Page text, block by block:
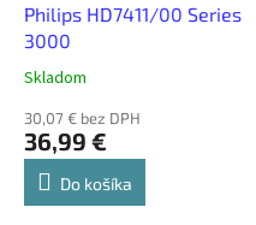
Philips HD7411/00 Series
3000
Skladom
30,07 € bez DPH
36,99 €
Do košíka